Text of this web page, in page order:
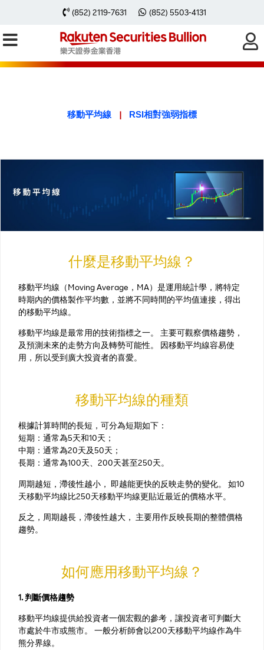
(852) 2119-7631 (852) 5503-4131
技術指標
移動平均線 | RSI相對強弱指標
什麼是移動平均線？
移動平均線（Moving Average，MA）是運用統計學，將特定
時期內的價格製作平均數，並將不同時間的平均值連接，得出
的移動平均線。
移動平均線是最常用的技術指標之一。 主要可觀察價格趨勢，
及預測未來的走勢方向及轉勢可能性。 因移動平均線容易使
用，所以受到廣大投資者的喜愛。
移動平均線的種類
根據計算時間的長短，可分為短期如下：
短期：通常為5天和10天；
中期：通常為20天及50天；
長期：通常為100天、200天甚至250天。
周期越短，滯後性越小， 即越能更快的反映走勢的變化。 如10
天移動平均線比250天移動平均線更貼近最近的價格水平。
反之，周期越長，滯後性越大， 主要用作反映長期的整體價格
趨勢。
如何應用移動平均線？
1. 判斷價格趨勢
移動平均線提供給投資者一個宏觀的參考，讓投資者可判斷大
市處於牛市或熊市。 一般分析師會以200天移動平均線作為牛
熊分界線。